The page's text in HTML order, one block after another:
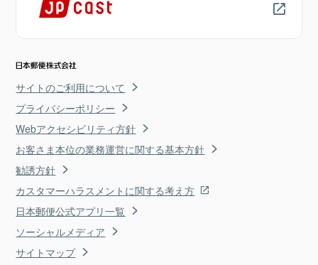
サイトのご利用について
プライバシーポリシー
Webアクセシビリティ方針
お客さま本位の業務運営に関する基本方針
勧誘方針
カスタマーハラスメントに関する考え方
日本郵便公式アプリ一覧
ソーシャルメディア
サイトマップ